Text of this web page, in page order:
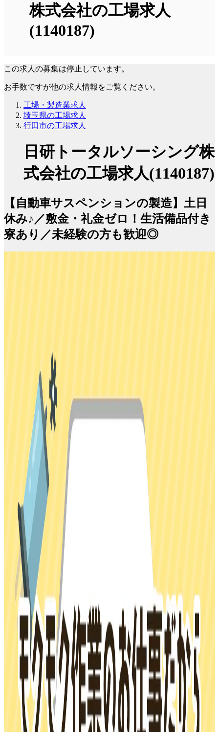
株式会社の工場求人
(1140187)
この求人の募集は停止しています。
お手数ですが他の求人情報をご覧ください。
工場・製造業求人
埼玉県の工場求人
行田市の工場求人
日研トータルソーシング株
式会社の工場求人(1140187)
【自動車サスペンションの製造】土日
休み♪／敷金・礼金ゼロ！生活備品付き
寮あり／未経験の方も歓迎◎